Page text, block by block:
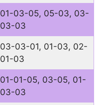
01-03-05, 05-03, 03-
03-03
03-03-01, 01-03, 02-
01-03
01-01-05, 03-05, 01-
03-03